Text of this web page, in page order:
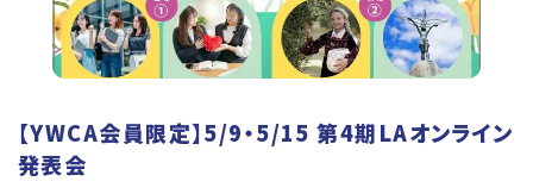
【YWCA会員限定】5/9・5/15 第4期LAオンライン
発表会